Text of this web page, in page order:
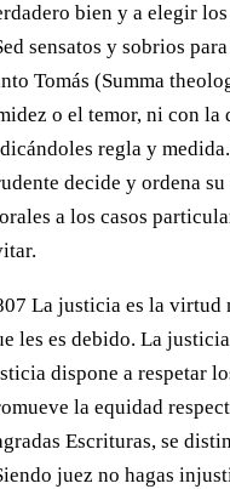
bien y a elegir
sensatos y sobrios
Tomás (Summa
o el temor, ni con la
regla y
decide y ordena
a los casos
La justicia es la virtud
les es debido. La
dispone a respetar
la equidad
Escrituras, se
juez no hagas